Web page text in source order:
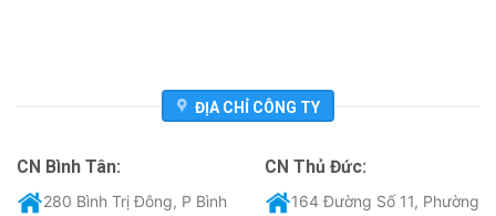
ĐỊA CHỈ CÔNG TY
CN Bình Tân:
280 Bình Trị Đông, P Bình
CN Thủ Đức:
164 Đường Số 11, Phường